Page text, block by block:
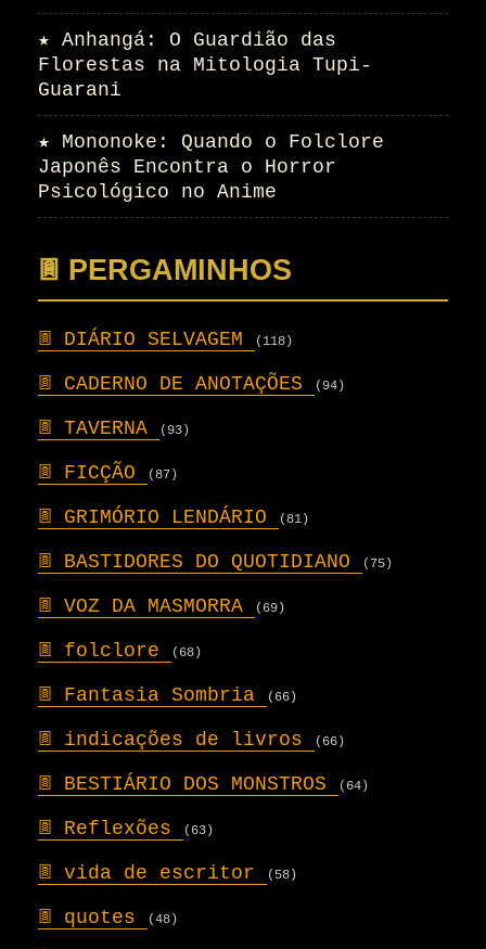
★ Anhangá: O Guardião das
Florestas na Mitologia Tupi-
Guarani
★ Mononoke: Quando o Folclore
Japonês Encontra o Horror
Psicológico no Anime
𖣍 PERGAMINHOS
𖣍 DIÁRIO SELVAGEM (118)
𖣍 CADERNO DE ANOTAÇÕES (94)
𖣍 TAVERNA (93)
𖣍 FICÇÃO (87)
𖣍 GRIMÓRIO LENDÁRIO (81)
𖣍 BASTIDORES DO QUOTIDIANO (75)
𖣍 VOZ DA MASMORRA (69)
𖣍 folclore (68)
𖣍 Fantasia Sombria (66)
𖣍 indicações de livros (66)
𖣍 BESTIÁRIO DOS MONSTROS (64)
𖣍 Reflexões (63)
𖣍 vida de escritor (58)
𖣍 quotes (48)